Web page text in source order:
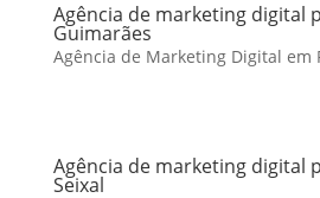
Agência de marketing digital
Guimarães
Agência de Marketing Digital em
Agência de marketing digital
Seixal